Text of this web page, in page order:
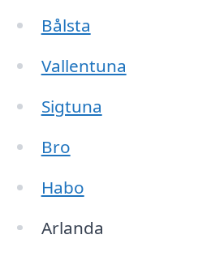
Bålsta
Vallentuna
Sigtuna
Bro
Habo
Arlanda